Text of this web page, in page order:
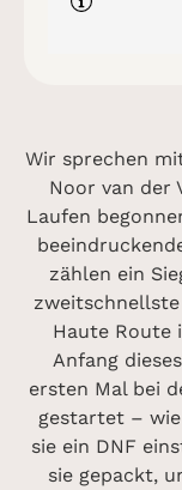
Wir sprechen
Noor van der
Laufen
zählen ein
Haute Route
Anfang
ersten Mal bei
gestartet –
sie ein DNF
sie gepackt,